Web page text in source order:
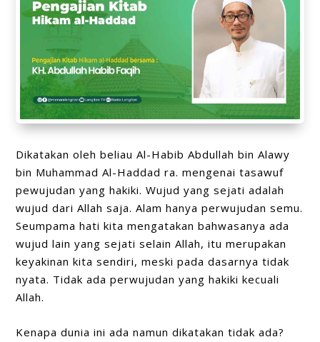
Dikatakan oleh beliau Al-Habib Abdullah bin Alawy
bin Muhammad Al-Haddad ra. mengenai tasawuf
pewujudan yang hakiki. Wujud yang sejati adalah
wujud dari Allah saja. Alam hanya perwujudan semu.
Seumpama hati kita mengatakan bahwasanya ada
wujud lain yang sejati selain Allah, itu merupakan
keyakinan kita sendiri, meski pada dasarnya tidak
nyata. Tidak ada perwujudan yang hakiki kecuali
Allah.
Kenapa dunia ini ada namun dikatakan tidak ada?